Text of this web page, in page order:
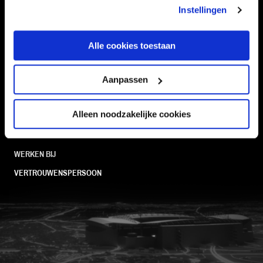
Instellingen
Alle cookies toestaan
Aanpassen
Alleen noodzakelijke cookies
SUPPORTERS
VEELGESTELDE VRAGEN
CONTACT
WERKEN BIJ
VERTROUWENSPERSOON
FC Utrecht<br>vanuit<br>het